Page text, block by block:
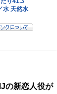
の新恋人役が